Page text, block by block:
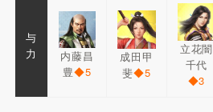
与
力
内藤昌
豊◆5
成田甲
斐◆5
立花闇
千代
◆3